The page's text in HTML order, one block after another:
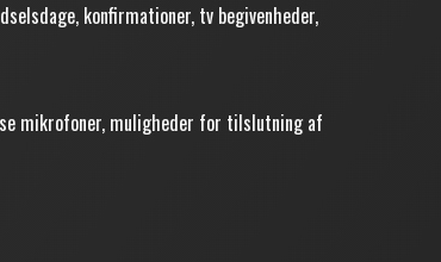
konfirmationer, tv begivenheder,
mikrofoner, muligheder for tilslutning af